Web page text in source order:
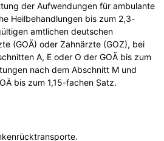
der Aufwendungen für ambulante
Heilbehandlungen bis zum 2,3-
amtlichen deutschen
(GOÄ) oder Zahnärzte (GOZ), bei
A, E oder O der GOÄ bis zum
nach dem Abschnitt M und
bis zum 1,15-fachen Satz.